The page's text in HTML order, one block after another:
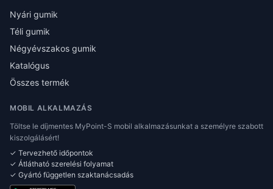
Nyári gumik
Téli gumik
Négyévszakos gumik
Katalógus
Összes termék
MOBIL ALKALMAZÁS
Töltse le díjmentes MyPoint-S mobil alkalmazásunkat a személyre szabott
kiszolgálásért!
✓ Tervezhető időpontok
✓ Átlátható szerelési folyamat
✓ Gyártó független szaktanácsadás